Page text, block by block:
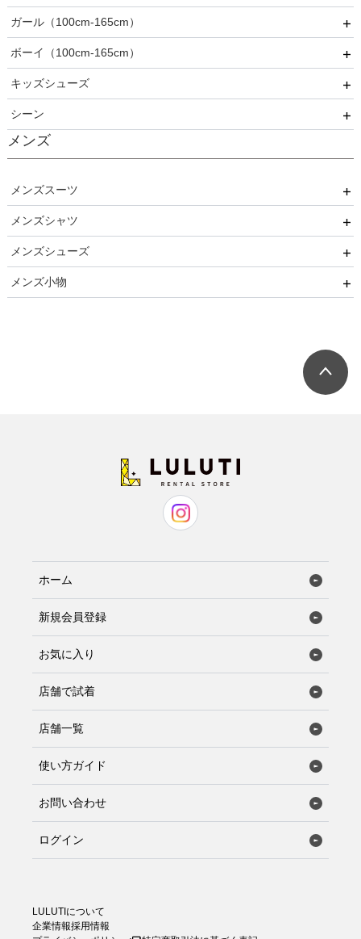
ベロア
オールシーズン
ドレス
スーツ
カジュアル
ガール（100cm-165cm）
フォーマル
ドレス
ボーイ（100cm-165cm）
スーツ
その他衣装
キッズシューズ
ローファー
キッズパンプス
シーン
結婚式
入学式
卒園式
卒業式
発表会
メンズ
メンズスーツ
パーティー
ブラックフォーマル
リクルート
メンズシャツ
ネクタイ用
蝶ネクタイ用
メンズシューズ
ストレートチップ
メンズ小物
ホーム
新規会員登録
お気に入り
店舗で試着
店舗一覧
使い方ガイド
お問い合わせ
ログイン
LULUTIについて
企業情報採用情報